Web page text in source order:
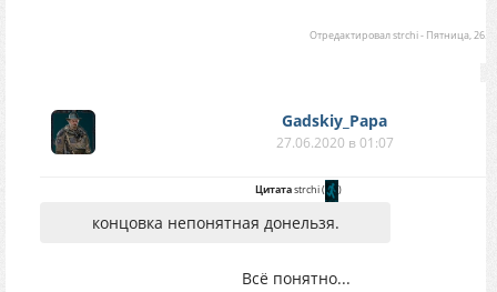
Отредактировалstrchi- Пятница,
Gadskiy_Papa
27.06.2020 в 01:07
Цитатаstrchi( )
концовка непонятная донельзя.
Всё понятно...